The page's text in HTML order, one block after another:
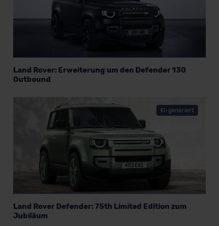
Land Rover: Erweiterung um den Defender 130
Outbound
KI-generiert
Land Rover Defender: 75th Limited Edition zum
Jubiläum